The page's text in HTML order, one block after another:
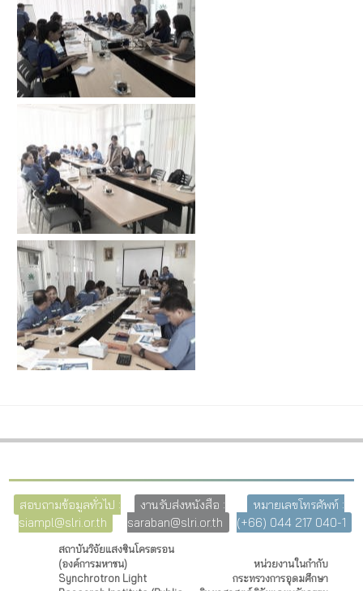
สอบถามข้อมูลทั่วไป :
siampl@slri.or.th
งานรับส่งหนังสือ :
saraban@slri.or.th
หมายเลขโทรศัพท์ :
(+66) 044 217 040-1
สถาบันวิจัยแสงซินโครตรอน
(องค์การมหาชน)
Synchrotron Light
หน่วยงานในกำกับ
กระทรวงการอุดมศึกษา